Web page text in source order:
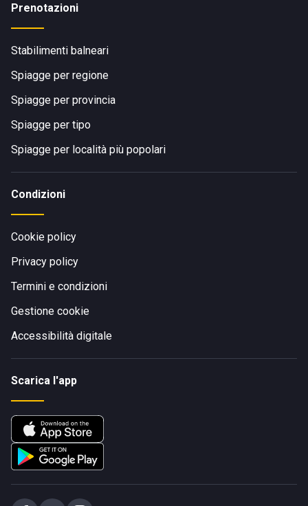
Prenotazioni
Stabilimenti balneari
Spiagge per regione
Spiagge per provincia
Spiagge per tipo
Spiagge per località più popolari
Condizioni
Cookie policy
Privacy policy
Termini e condizioni
Gestione cookie
Accessibilità digitale
Scarica l'app